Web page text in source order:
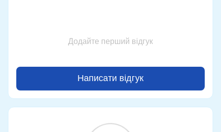
Додайте перший відгук
Написати відгук